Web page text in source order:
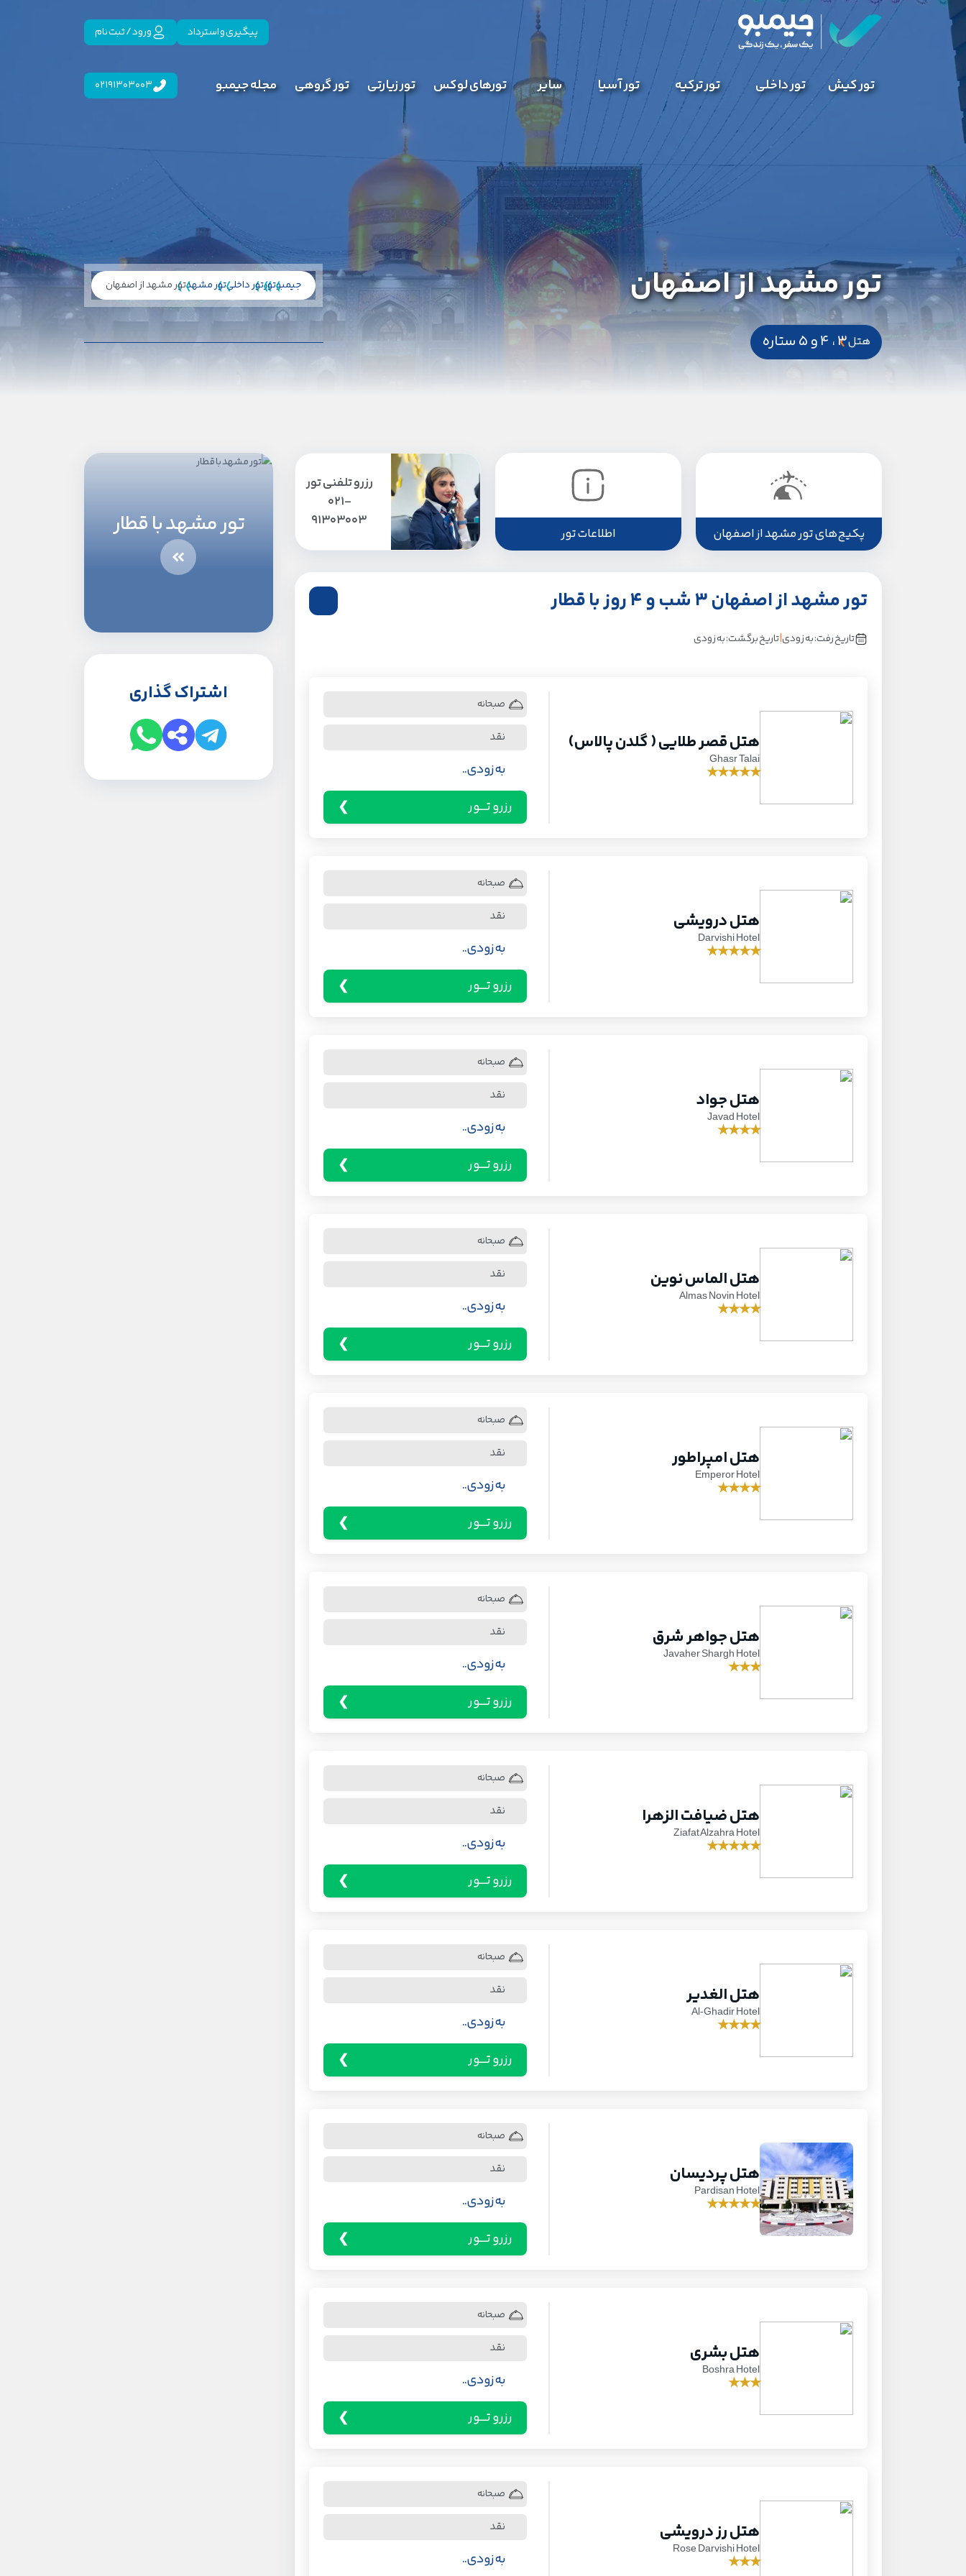
پیگیری و استرداد ورود / ثبت نام
تور کیش تور داخلی تور ترکیه تور آسیا سایر تورهای لوکس تور زیارتی تور گروهی مجله جیمبو 02191303003
تور مشهد از اصفهان جیمبوتورتور داخلیتور مشهدتور مشهد از اصفهان
هتل3 ، 4 و 5 ستاره
پکیج‌های تور مشهد از اصفهان اطلاعات تور
رزرو تلفنی تور
021-
91303003
تور مشهد از اصفهان 3 شب و 4 روز با قطار
تاریخ رفت: به زودی|تاریخ برگشت: به زودی
هتل قصر طلایی ( گلدن پالاس)
Ghasr Talai
★
★
★
★
★
صبحانه
نقد
به زودی..
رزرو تـــور
هتل درویشی
Darvishi Hotel
★
★
★
★
★
صبحانه
نقد
به زودی..
رزرو تـــور
هتل جواد
Javad Hotel
★
★
★
★
صبحانه
نقد
به زودی..
رزرو تـــور
هتل الماس نوین
Almas Novin Hotel
★
★
★
★
صبحانه
نقد
به زودی..
رزرو تـــور
هتل امپراطور
Emperor Hotel
★
★
★
★
صبحانه
نقد
به زودی..
رزرو تـــور
هتل جواهر شرق
Javaher Shargh Hotel
★
★
★
صبحانه
نقد
به زودی..
رزرو تـــور
هتل ضیافت الزهرا
Ziafat Alzahra Hotel
★
★
★
★
★
صبحانه
نقد
به زودی..
رزرو تـــور
هتل الغدیر
Al-Ghadir Hotel
★
★
★
★
صبحانه
نقد
به زودی..
رزرو تـــور
هتل پردیسان
Pardisan Hotel
★
★
★
★
★
صبحانه
نقد
به زودی..
رزرو تـــور
هتل بشری
Boshra Hotel
★
★
★
صبحانه
نقد
به زودی..
رزرو تـــور
هتل رز درویشی
Rose Darvishi Hotel
★
★
★
صبحانه
نقد
به زودی..
تور مشهد با قطار
اشتراک گذاری